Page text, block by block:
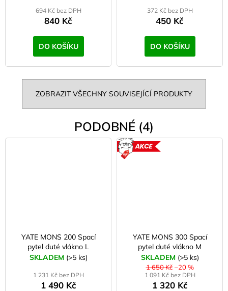
694 Kč bez DPH
840 Kč
DO KOŠÍKU
372 Kč bez DPH
450 Kč
DO KOŠÍKU
ZOBRAZIT VŠECHNY SOUVISEJÍCÍ PRODUKTY
PODOBNÉ (4)
YATE MONS 200 Spací
pytel duté vlákno L
SKLADEM (>5 ks)
1 231 Kč bez DPH
1 490 Kč
YATE MONS 300 Spací
pytel duté vlákno M
SKLADEM (>5 ks)
1 650 Kč –20 %
1 091 Kč bez DPH
1 320 Kč